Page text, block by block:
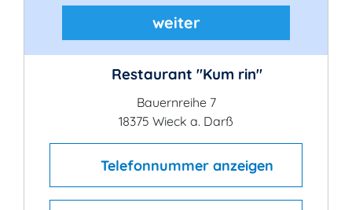
weiter
Restaurant "Kum rin"
Bauernreihe 7
18375 Wieck a. Darß
Telefonnummer anzeigen